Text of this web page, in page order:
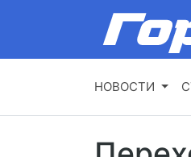
НОВОСТИ